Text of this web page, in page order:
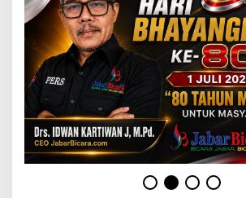
a
k
a
n
1
1
2
S
e
a